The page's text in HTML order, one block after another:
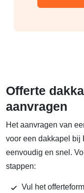
Offerte
aanvragen
Het aanvragen van
voor een dakkapel bij
eenvoudig en snel.
stappen:
Vul het